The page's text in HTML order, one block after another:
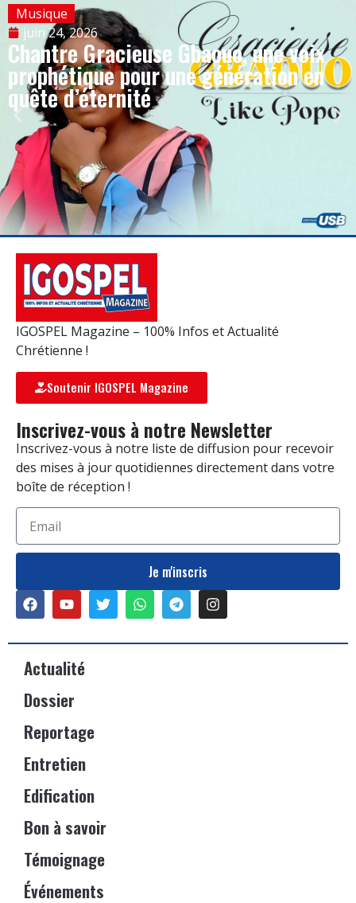
Musique
juin 24, 2026
Chantre Gracieuse Gbaouo, une voix
prophétique pour une génération en
quête d’éternité
IGOSPEL Magazine – 100% Infos et Actualité
Chrétienne !
Soutenir IGOSPEL Magazine
Inscrivez-vous à notre Newsletter
Inscrivez-vous à notre liste de diffusion pour recevoir
des mises à jour quotidiennes directement dans votre
boîte de réception !
Je m'inscris
Actualité
Dossier
Reportage
Entretien
Edification
Bon à savoir
Témoignage
Événements